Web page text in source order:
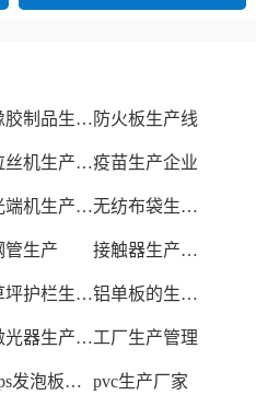
橡胶制品生产厂 防火板生产线
拉丝机生产厂家疫苗生产企业
光端机生产厂家 无纺布袋生产厂家
管生产 接触器生产厂家
草坪护栏生产厂家 铝单板的生产厂家
激光器生产厂家工厂生产管理
xps发泡板材生产线 pvc生产厂家